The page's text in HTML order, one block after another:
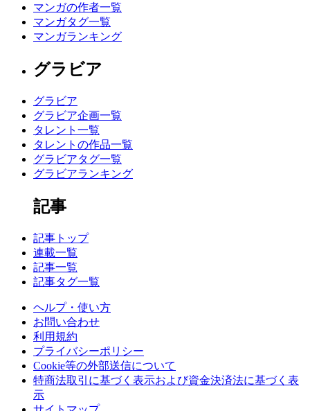
マンガの作者一覧
マンガタグ一覧
マンガランキング
グラビア
グラビア
グラビア企画一覧
タレント一覧
タレントの作品一覧
グラビアタグ一覧
グラビアランキング
記事
記事トップ
連載一覧
記事一覧
記事タグ一覧
ヘルプ・使い方
お問い合わせ
利用規約
プライバシーポリシー
Cookie等の外部送信について
特商法取引に基づく表示および資金決済法に基づく表
示